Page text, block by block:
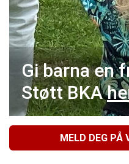
Gi barna en
Støtt BKA
MELD DEG PÅ